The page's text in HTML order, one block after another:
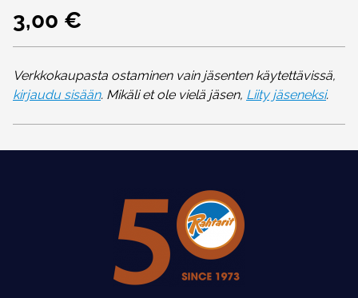
3,00 €
Verkkokaupasta ostaminen vain jäsenten käytettävissä,
kirjaudu sisään. Mikäli et ole vielä jäsen, Liity jäseneksi.